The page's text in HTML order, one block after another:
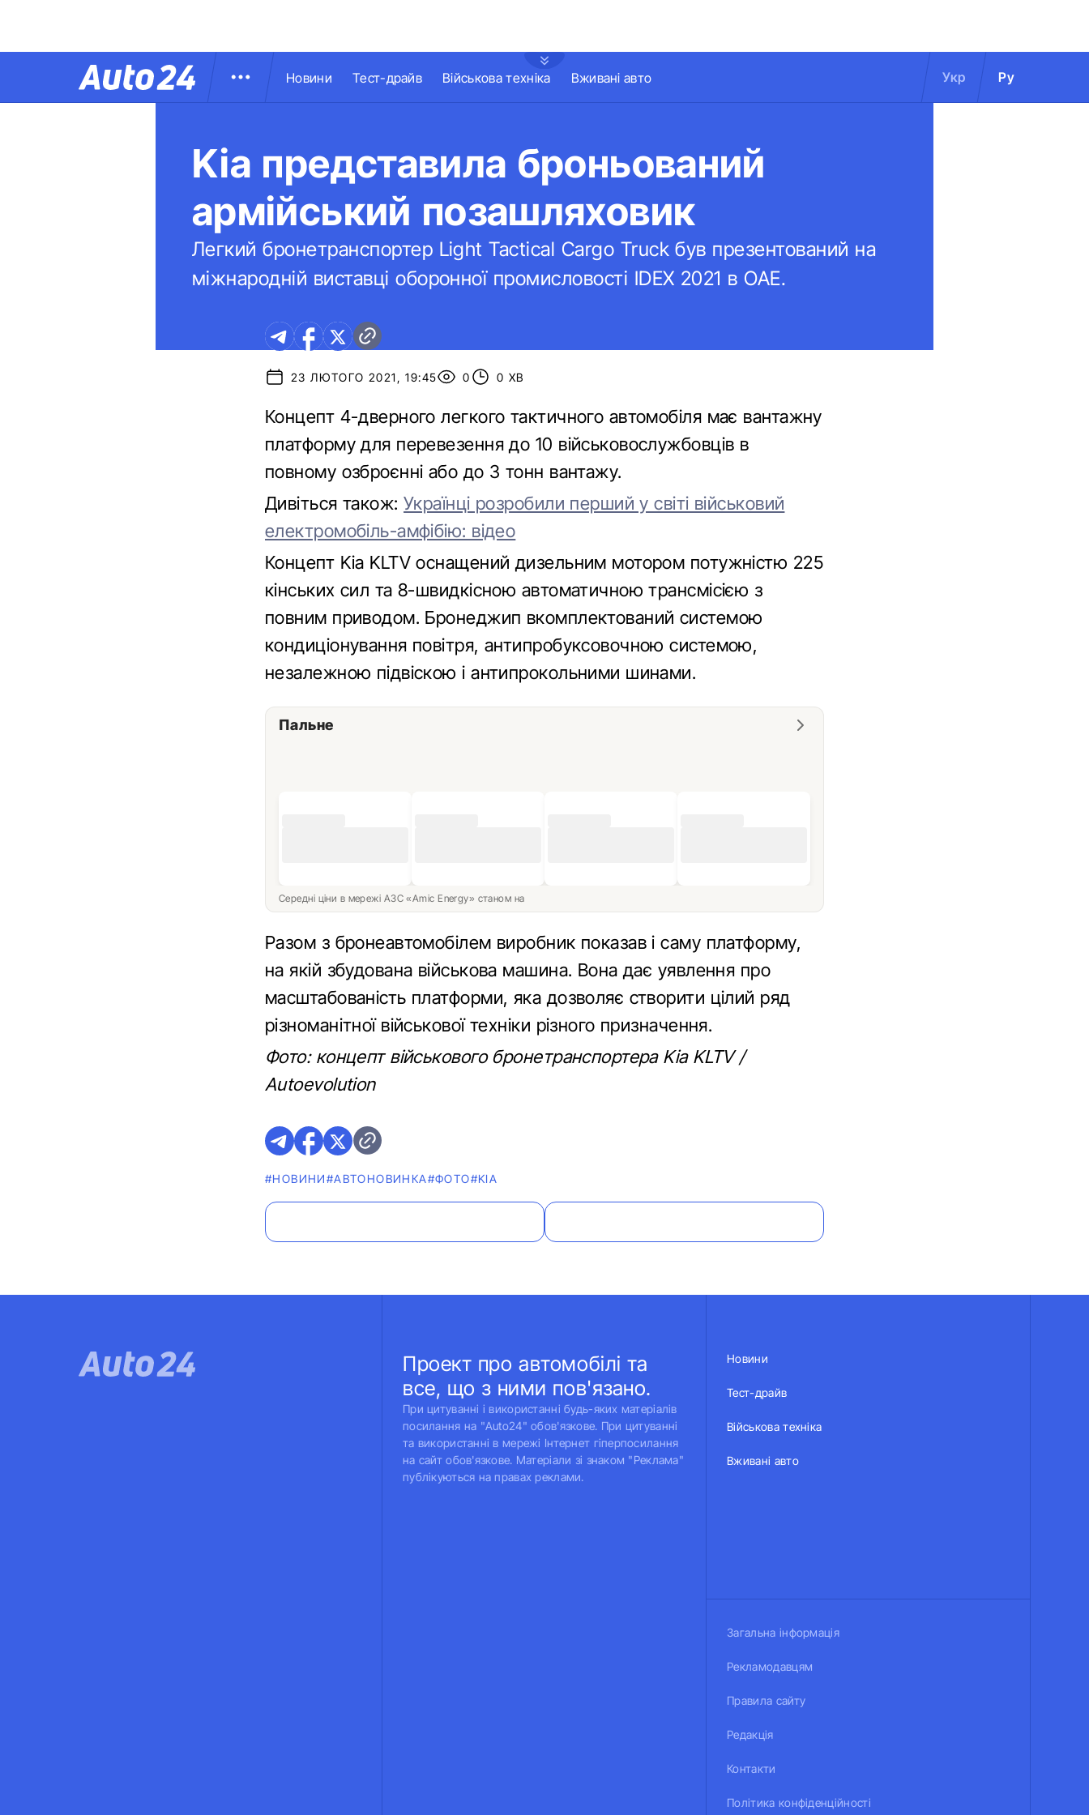
Новини Тест-драйв Військова техніка Вживані авто Укр Ру
Kia представила броньований
армійський позашляховик
Легкий бронетранспортер Light Tactical Cargo Truck був презентований на
міжнародній виставці оборонної промисловості IDEX 2021 в ОАЕ.
23 ЛЮТОГО 2021, 19:45 0 0 ХВ
Концепт 4-дверного легкого тактичного автомобіля має вантажну
платформу для перевезення до 10 військовослужбовців в
повному озброєнні або до 3 тонн вантажу.
Дивіться також:Українці розробили перший у світі військовий
електромобіль-амфібію: відео
Концепт Kia KLTV оснащений дизельним мотором потужністю 225
кінських сил та 8-швидкісною автоматичною трансмісією з
повним приводом. Бронеджип вкомплектований системою
кондиціонування повітря, антипробуксовочною системою,
незалежною підвіскою і антипрокольними шинами.
Пальне
Середні ціни в мережі АЗС «Amic Energy» станом на
Разом з бронеавтомобілем виробник показав і саму платформу,
на якій збудована військова машина. Вона дає уявлення про
масштабованість платформи, яка дозволяє створити цілий ряд
різноманітної військової техніки різного призначення.
Фото: концепт військового бронетранспортера Kia KLTV /
Autoevolution
#НОВИНИ#АВТОНОВИНКА#ФОТО#KIA
Проект про автомобілі та
все, що з ними пов'язано.
При цитуванні і використанні будь-яких матеріалів
посилання на "Auto24" обов'язкове. При цитуванні
та використанні в мережі Інтернет гіперпосилання
на сайт обов'язкове. Матеріали зі знаком "Реклама"
публікуються на правах реклами.
Новини
Тест-драйв
Військова техніка
Вживані авто
Загальна інформація
Рекламодавцям
Правила сайту
Редакція
Контакти
Політика конфіденційності